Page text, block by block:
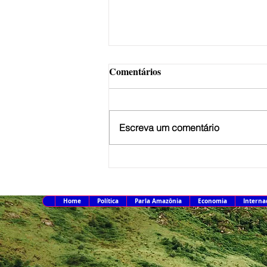
MJ detalha operação para
Comentários
Escreva um comentário
Home Política Parla Amazônia Economia